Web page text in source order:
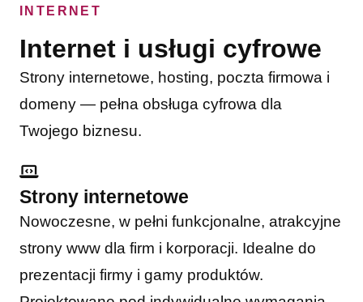
INTERNET
Internet i usługi cyfrowe
Strony internetowe, hosting, poczta firmowa i
domeny — pełna obsługa cyfrowa dla
Twojego biznesu.
Strony internetowe
Nowoczesne, w pełni funkcjonalne, atrakcyjne
strony www dla firm i korporacji. Idealne do
prezentacji firmy i gamy produktów.